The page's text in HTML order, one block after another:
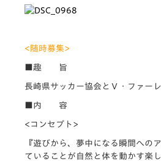
<随時募集>
■趣 旨
長崎県サッカー協会とＶ・ファー
■内 容
<コンセプト>
『遊びから、夢中になる瞬間への
ていることが自然と体を動かす楽し